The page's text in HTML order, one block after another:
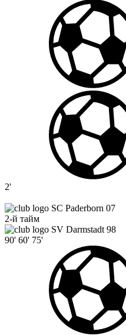
2'
SC Paderborn 07
2-й тайм
SV Darmstadt 98
90' 60' 75'